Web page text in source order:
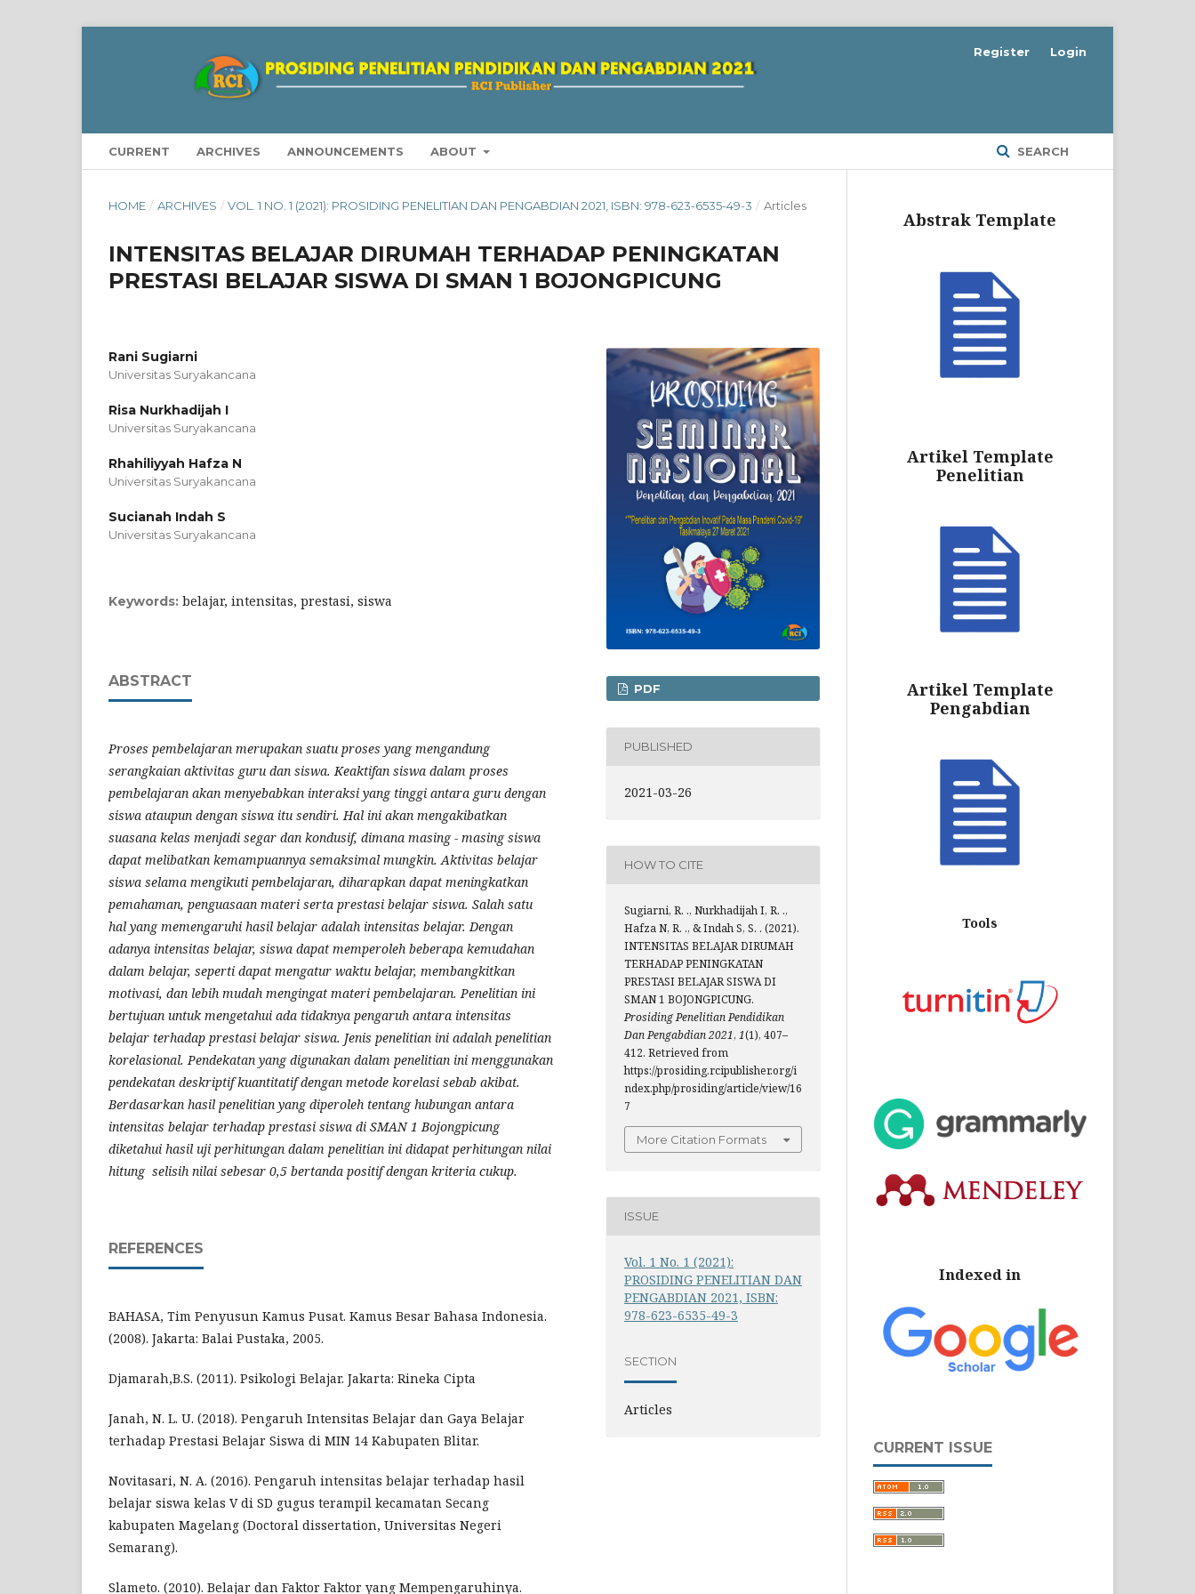
CURRENT ARCHIVES ANNOUNCEMENTS ABOUT SEARCH
Register Login
HOME / ARCHIVES / VOL. 1 NO. 1 (2021): PROSIDING PENELITIAN DAN PENGABDIAN 2021, ISBN: 978-623-6535-49-3 / Articles
INTENSITAS BELAJAR DIRUMAH TERHADAP PENINGKATAN
PRESTASI BELAJAR SISWA DI SMAN 1 BOJONGPICUNG
Rani Sugiarni
Universitas Suryakancana
Risa Nurkhadijah I
Universitas Suryakancana
Rhahiliyyah Hafza N
Universitas Suryakancana
Sucianah Indah S
Universitas Suryakancana
Keywords: belajar, intensitas, prestasi, siswa
ABSTRACT
Proses pembelajaran merupakan suatu proses yang mengandung
serangkaian aktivitas guru dan siswa. Keaktifan siswa dalam proses
pembelajaran akan menyebabkan interaksi yang tinggi antara guru dengan
siswa ataupun dengan siswa itu sendiri. Hal ini akan mengakibatkan
suasana kelas menjadi segar dan kondusif, dimana masing - masing siswa
dapat melibatkan kemampuannya semaksimal mungkin. Aktivitas belajar
siswa selama mengikuti pembelajaran, diharapkan dapat meningkatkan
pemahaman, penguasaan materi serta prestasi belajar siswa. Salah satu
hal yang memengaruhi hasil belajar adalah intensitas belajar. Dengan
adanya intensitas belajar, siswa dapat memperoleh beberapa kemudahan
dalam belajar, seperti dapat mengatur waktu belajar, membangkitkan
motivasi, dan lebih mudah mengingat materi pembelajaran. Penelitian ini
bertujuan untuk mengetahui ada tidaknya pengaruh antara intensitas
belajar terhadap prestasi belajar siswa. Jenis penelitian ini adalah penelitian
korelasional. Pendekatan yang digunakan dalam penelitian ini menggunakan
pendekatan deskriptif kuantitatif dengan metode korelasi sebab akibat.
Berdasarkan hasil penelitian yang diperoleh tentang hubungan antara
intensitas belajar terhadap prestasi siswa di SMAN 1 Bojongpicung
diketahui hasil uji perhitungan dalam penelitian ini didapat perhitungan nilai
hitung selisih nilai sebesar 0,5 bertanda positif dengan kriteria cukup.
REFERENCES
BAHASA, Tim Penyusun Kamus Pusat. Kamus Besar Bahasa Indonesia.
(2008). Jakarta: Balai Pustaka, 2005.
Djamarah,B.S. (2011). Psikologi Belajar. Jakarta: Rineka Cipta
Janah, N. L. U. (2018). Pengaruh Intensitas Belajar dan Gaya Belajar
terhadap Prestasi Belajar Siswa di MIN 14 Kabupaten Blitar.
Novitasari, N. A. (2016). Pengaruh intensitas belajar terhadap hasil
belajar siswa kelas V di SD gugus terampil kecamatan Secang
kabupaten Magelang (Doctoral dissertation, Universitas Negeri
Semarang).
Slameto. (2010). Belajar dan Faktor Faktor yang Mempengaruhinya.
PDF
PUBLISHED
2021-03-26
HOW TO CITE
Sugiarni, R. ., Nurkhadijah I, R. .,
Hafza N, R. ., & Indah S, S. . (2021).
INTENSITAS BELAJAR DIRUMAH
TERHADAP PENINGKATAN
PRESTASI BELAJAR SISWA DI
SMAN 1 BOJONGPICUNG.
Prosiding Penelitian Pendidikan
Dan Pengabdian 2021, 1(1), 407–
412. Retrieved from
https://prosiding.rcipublisher.org/i
ndex.php/prosiding/article/view/16
7
More Citation Formats
ISSUE
Vol. 1 No. 1 (2021):
PROSIDING PENELITIAN DAN
PENGABDIAN 2021, ISBN:
978-623-6535-49-3
SECTION
Articles
Abstrak Template
Artikel Template
Penelitian
Artikel Template
Pengabdian
Tools
Indexed in
CURRENT ISSUE